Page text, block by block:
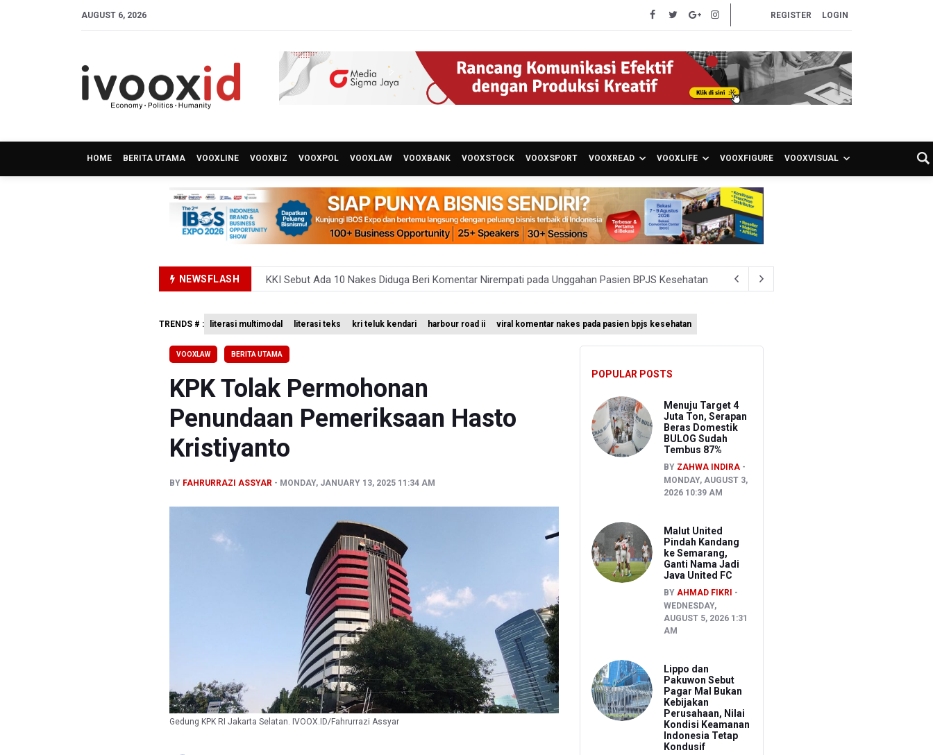
AUGUST 6, 2026 REGISTER LOGIN
HOME BERITA UTAMA VOOXLINE VOOXBIZ VOOXPOL VOOXLAW VOOXBANK VOOXSTOCK VOOXSPORT VOOXREAD VOOXLIFE VOOXFIGURE VOOXVISUAL
NEWSFLASH
Polda Metro Jaya Pulangkan Tiga WNI Korban TPPO dari Libya
995 Senjata Api Ditemukan di Sekolah Swasta di Pondok Pinang, Jakarta Selatan
Kemenag Terbitkan 40 Buku Digital Pendidikan Agama Islam, Dapat Diunduh Gratis
KKI Sebut Ada 10 Nakes Diduga Beri Komentar Nirempati pada Unggahan Pasien BPJS Kesehatan
TRENDS # : literasi multimodal literasi teks kri teluk kendari harbour road ii viral komentar nakes pada pasien bpjs kesehatan
VOOXLAW BERITA UTAMA
KPK Tolak Permohonan
Penundaan Pemeriksaan Hasto
Kristiyanto
BY FAHRURRAZI ASSYAR MONDAY, JANUARY 13, 2025 11:34 AM
Gedung KPK RI Jakarta Selatan. IVOOX.ID/Fahrurrazi Assyar
POPULAR POSTS
Menuju Target 4
Juta Ton, Serapan
Beras Domestik
BULOG Sudah
Tembus 87%
BY ZAHWA INDIRA
MONDAY, AUGUST 3,
2026 10:39 AM
Malut United
Pindah Kandang
ke Semarang,
Ganti Nama Jadi
Java United FC
BY AHMAD FIKRI
WEDNESDAY,
AUGUST 5, 2026 1:31
AM
Lippo dan
Pakuwon Sebut
Pagar Mal Bukan
Kebijakan
Perusahaan, Nilai
Kondisi Keamanan
Indonesia Tetap
Kondusif